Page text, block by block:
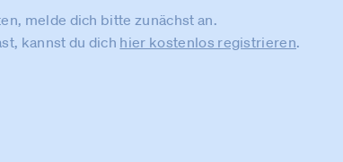
melde dich bitte zunächst an.
kannst du dich hier kostenlos registrieren.